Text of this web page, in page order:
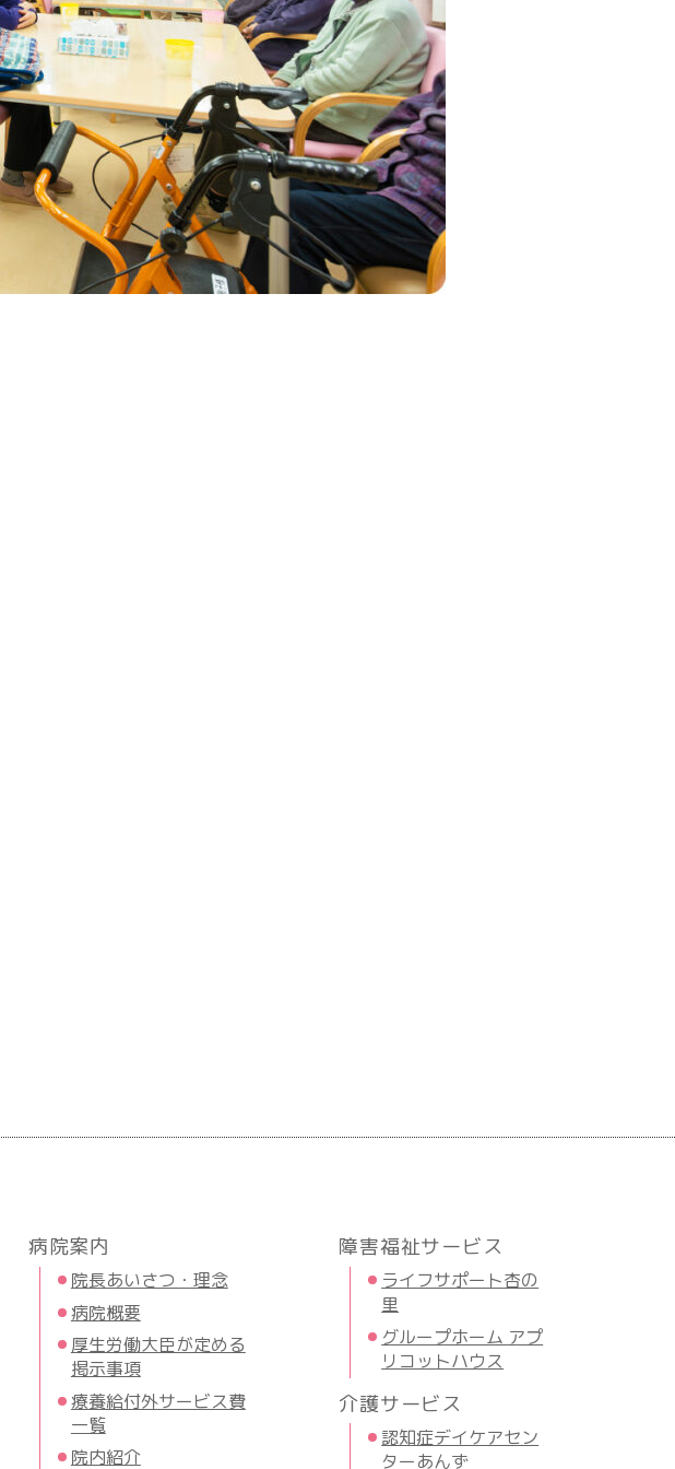
病院案内
院長あいさつ・理念
病院概要
厚生労働大臣が定める
掲示事項
療養給付外サービス費
一覧
院内紹介
障害福祉サービス
ライフサポート杏の
里
グループホーム アプ
リコットハウス
介護サービス
認知症デイケアセン
ターあんず